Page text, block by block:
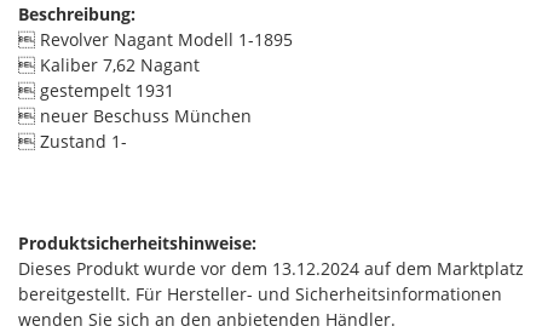
Beschreibung:
 Revolver Nagant Modell 1-1895
 Kaliber 7,62 Nagant
 gestempelt 1931
 neuer Beschuss München
 Zustand 1-
Produktsicherheitshinweise:
Dieses Produkt wurde vor dem 13.12.2024 auf dem Marktplatz
bereitgestellt. Für Hersteller- und Sicherheitsinformationen
wenden Sie sich an den anbietenden Händler.